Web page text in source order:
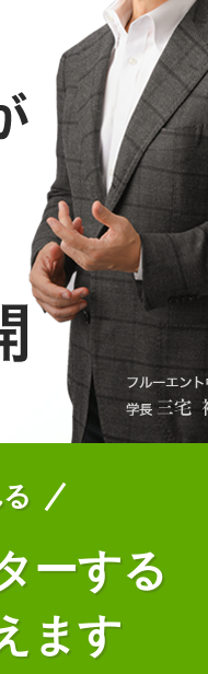
ーする
ます